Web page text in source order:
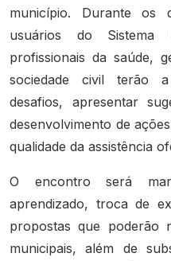
município. Durante os
usuários do Sistema
profissionais da saúde,
sociedade civil terão
desafios, apresentar
desenvolvimento de
qualidade da assistência
O encontro será
aprendizado, troca de
propostas que poderão
municipais, além de